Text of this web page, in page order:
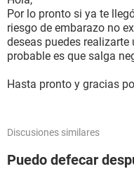
Por lo pronto si ya te
riesgo de embarazo no
deseas puedes
probable es que salga
Hasta pronto y gracias
Discusiones similares
Puedo defecar